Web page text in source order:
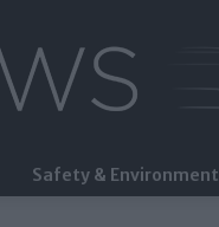
Safety & Environment